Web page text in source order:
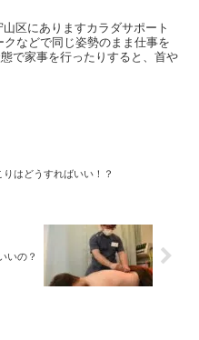
区にありますカラダサポート
などで同じ姿勢のまま仕事を
で家事を行ったりすると、首や
りはどうすればいい！？
いの？